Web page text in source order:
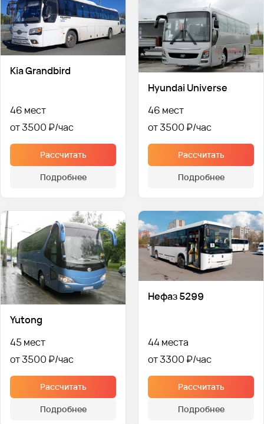
Kia Grandbird
46 мест
от 3500 ₽
Рассчитать
Подробнее
Hyundai Universe
46 мест
от 3500 ₽
Рассчитать
Подробнее
Yutong
45 мест
от 3500 ₽
Рассчитать
Подробнее
Нефаз 5299
44 места
от 3300 ₽
Рассчитать
Подробнее